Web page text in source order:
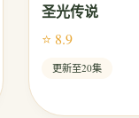
圣光传说
⭐ 8.9
更新至20集